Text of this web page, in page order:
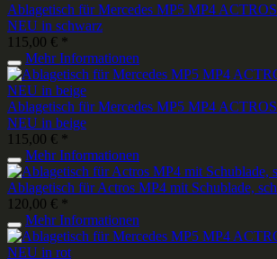
Ablagetisch für Mercedes MP5 MP4
NEU in schwarz
115,00 € *
Mehr Informationen
Ablagetisch für Mercedes MP5 MP4
NEU in beige
115,00 € *
Mehr Informationen
Ablagetisch für Actros MP4 mit Schublade,
120,00 € *
Mehr Informationen